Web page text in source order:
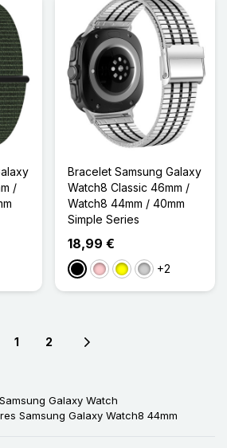
/
Bracelet Samsung Galaxy
Watch8 Classic 46mm /
Watch8 44mm / 40mm
Simple Series
18,99 €
NoirRoseJauneArgenté
+2
1 2
Samsung Galaxy Watch
Samsung Galaxy Watch8 44mm